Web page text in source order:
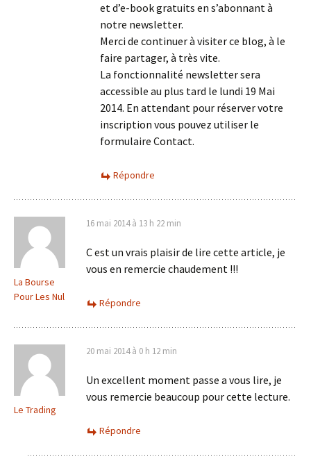
et d’e-book gratuits en s’abonnant à
notre newsletter.
Merci de continuer à visiter ce blog, à le
faire partager, à très vite.
La fonctionnalité newsletter sera
accessible au plus tard le lundi 19 Mai
2014. En attendant pour réserver votre
inscription vous pouvez utiliser le
formulaire Contact.
Répondre
La Bourse
Pour Les Nul
16 mai 2014 à 13 h 22 min
C est un vrais plaisir de lire cette article, je
vous en remercie chaudement !!!
Répondre
Le Trading
20 mai 2014 à 0 h 12 min
Un excellent moment passe a vous lire, je
vous remercie beaucoup pour cette lecture.
Répondre